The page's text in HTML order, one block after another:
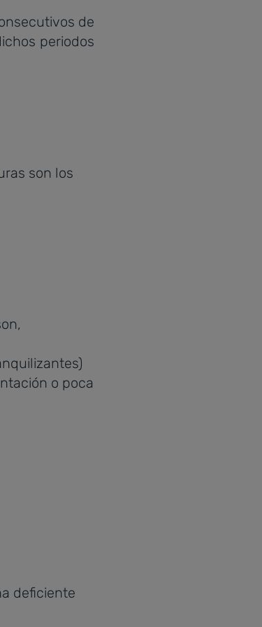
de
periodos
son los
o poca
deficiente